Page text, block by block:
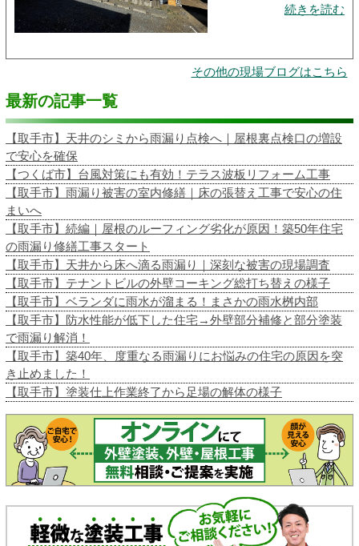
続きを読む
その他の現場ブログはこちら
最新の記事一覧
【取手市】天井のシミから雨漏り点検へ｜屋根裏点検口の増設
で安心を確保
【つくば市】台風対策にも有効！テラス波板リフォーム工事
【取手市】雨漏り被害の室内修繕｜床の張替え工事で安心の住
まいへ
【取手市】続編｜屋根のルーフィング劣化が原因！築50年住宅
の雨漏り修繕工事スタート
【取手市】天井から床へ滴る雨漏り｜深刻な被害の現場調査
【取手市】テナントビルの外壁コーキング総打ち替えの様子
【取手市】ベランダに雨水が溜まる！まさかの雨水桝内部
【取手市】防水性能が低下した住宅→外壁部分補修と部分塗装
で雨漏り解消！
【取手市】築40年、度重なる雨漏りにお悩みの住宅の原因を突
き止めました！
【取手市】塗装仕上作業終了から足場の解体の様子